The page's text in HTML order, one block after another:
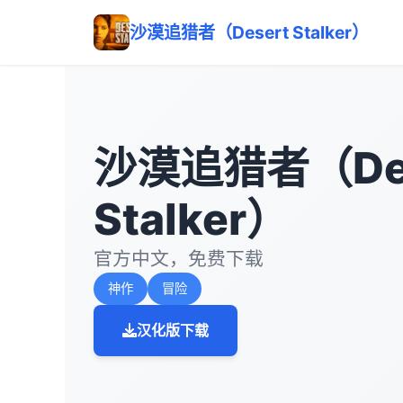
沙漠追猎者（Desert Stalker）
沙漠追猎者（
Stalker）
官方中文，免费下载
神作 冒险
汉化版下载